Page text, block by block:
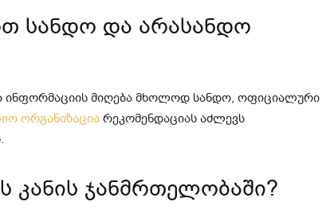
სანდო და არასანდო
ინფორმაციის მიღება მხოლოდ სანდო, ოფიციალური
ორგანიზაცია რეკომენდაციას აძლევს
კანის ჯანმრთელობაში?